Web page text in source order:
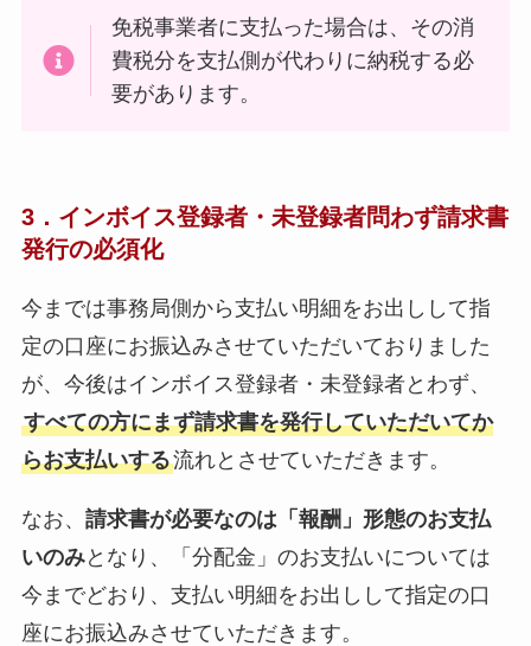
免税事業者に支払った場合は、その消
費税分を支払側が代わりに納税する必
要があります。
3．インボイス登録者・未登録者問わず請求書
発行の必須化
今までは事務局側から支払い明細をお出しして指
定の口座にお振込みさせていただいておりました
が、今後はインボイス登録者・未登録者とわず、
すべての方にまず請求書を発行していただいてか
らお支払いする流れとさせていただきます。
なお、 請求書が必要なのは「報酬」形態のお支払
いのみとなり、「分配金」のお支払いについては
今までどおり、支払い明細をお出しして指定の口
座にお振込みさせていただきます。